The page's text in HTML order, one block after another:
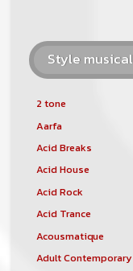
Style musical
2 tone
Aarfa
Acid Breaks
Acid House
Acid Rock
Acid Trance
Acousmatique
Adult Contemporary